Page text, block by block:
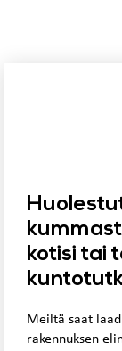
kotisi tai
Meiltä saat
rakennuksen